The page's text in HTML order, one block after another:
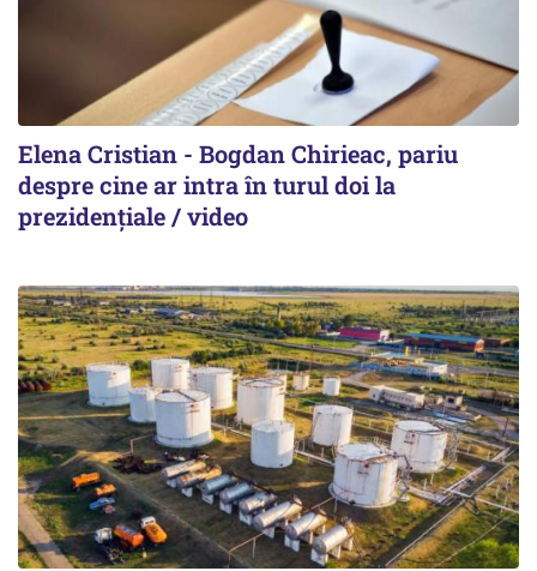
Elena Cristian - Bogdan Chirieac, pariu
despre cine ar intra în turul doi la
prezidențiale / video